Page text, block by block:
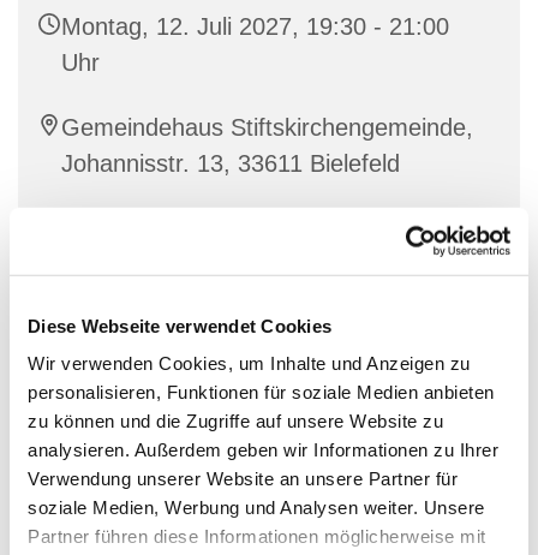
Diese Webseite verwendet Cookies
Wir verwenden Cookies, um Inhalte und Anzeigen zu
personalisieren, Funktionen für soziale Medien anbieten
zu können und die Zugriffe auf unsere Website zu
analysieren. Außerdem geben wir Informationen zu Ihrer
Verwendung unserer Website an unsere Partner für
soziale Medien, Werbung und Analysen weiter. Unsere
Partner führen diese Informationen möglicherweise mit
Montag, 12. Juli 2027, 19:30 - 21:00
Uhr
Gemeindehaus Stiftskirchengemeinde,
Johannisstr. 13, 33611 Bielefeld